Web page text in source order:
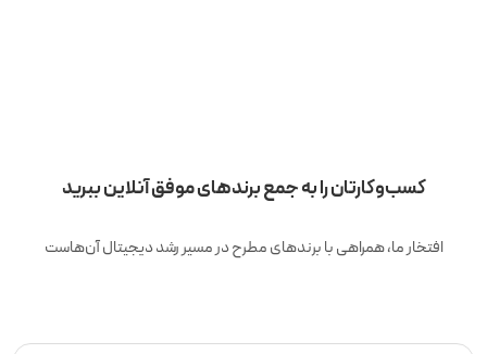
کسب‌وکارتان را به جمع برندهای موفق آنلاین ببرید
افتخار ما، همراهی با برندهای مطرح در مسیر رشد دیجیتال آن‌هاست